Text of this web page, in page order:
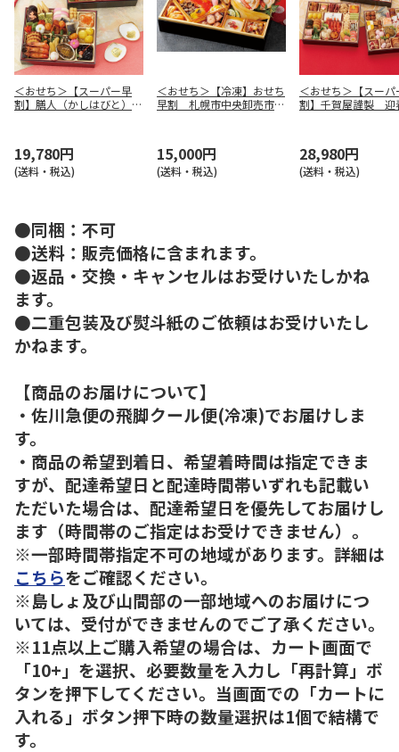
＜おせち＞【スーパー早
割】膳人（かしはびと）
19,780円
(送料・税込)
＜おせち＞【冷凍】おせち
早割 札幌市中央卸売市場
15,000円
(送料・税込)
＜おせち＞【スーパ
割】千賀屋謹製 迎
28,980円
(送料・税込)
●同梱：不可
●送料：販売価格に含まれます。
●返品・交換・キャンセルはお受けいたしかね
ます。
●二重包装及び熨斗紙のご依頼はお受けいたし
かねます。
【商品のお届けについて】
・佐川急便の飛脚クール便(冷凍)でお届けしま
す。
・商品の希望到着日、希望着時間は指定できま
すが、配達希望日と配達時間帯いずれも記載い
ただいた場合は、配達希望日を優先してお届けし
ます（時間帯のご指定はお受けできません）。
※一部時間帯指定不可の地域があります。詳細は
こちらをご確認ください。
※島しょ及び山間部の一部地域へのお届けにつ
いては、受付ができませんのでご了承ください。
※11点以上ご購入希望の場合は、カート画面で
「10+」を選択、必要数量を入力し「再計算」ボ
タンを押下してください。当画面での「カートに
入れる」ボタン押下時の数量選択は1個で結構で
す。